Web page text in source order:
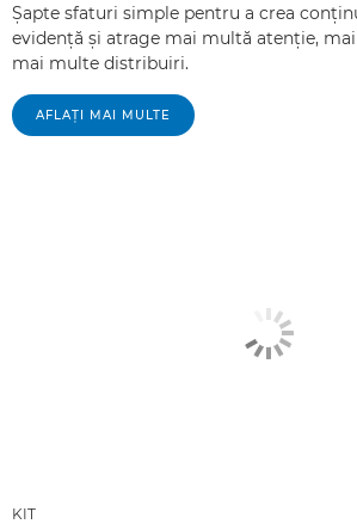
Şapte sfaturi simple pentru a crea
evidenţă şi atrage mai multă atenţie,
mai multe distribuiri.
AFLAŢI MAI MULTE
KIT